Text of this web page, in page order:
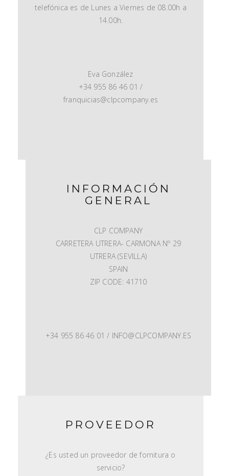
telefónica es de Lunes a Viernes de 08.00h a
14.00h.
Eva González
+34 955 86 46 01 /
franquicias@clpcompany.es
INFORMACIÓN
GENERAL
CLP COMPANY
CARRETERA UTRERA- CARMONA Nº 29
UTRERA (SEVILLA)
SPAIN
ZIP CODE: 41710
+34 955 86 46 01 / INFO@CLPCOMPANY.ES
PROVEEDOR
¿Es usted un proveedor de fornitura o
servicio?